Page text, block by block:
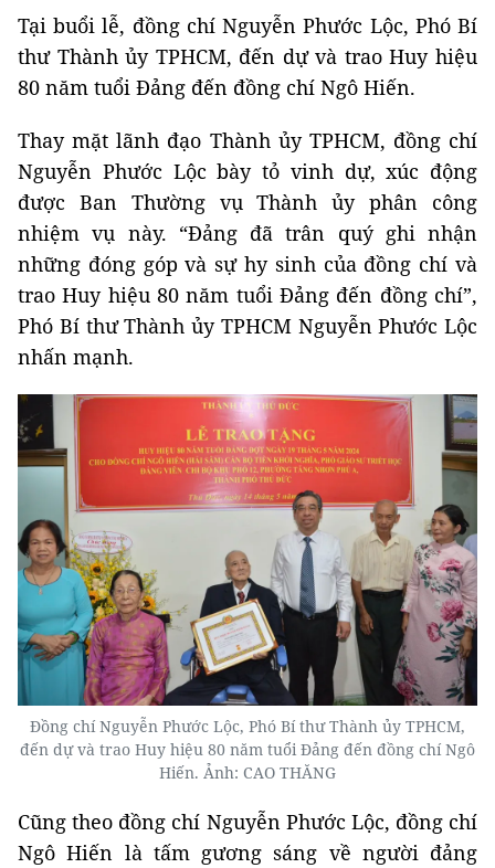
Tại buổi lễ, đồng chí Nguyễn Phước Lộc, Phó Bí
thư Thành ủy TPHCM, đến dự và trao Huy hiệu
80 năm tuổi Đảng đến đồng chí Ngô Hiến.
Thay mặt lãnh đạo Thành ủy TPHCM, đồng chí
Nguyễn Phước Lộc bày tỏ vinh dự, xúc động
được Ban Thường vụ Thành ủy phân công
nhiệm vụ này. “Đảng đã trân quý ghi nhận
những đóng góp và sự hy sinh của đồng chí và
trao Huy hiệu 80 năm tuổi Đảng đến đồng chí”,
Phó Bí thư Thành ủy TPHCM Nguyễn Phước Lộc
nhấn mạnh.
Đồng chí Nguyễn Phước Lộc, Phó Bí thư Thành ủy TPHCM,
đến dự và trao Huy hiệu 80 năm tuổi Đảng đến đồng chí Ngô
Hiến. Ảnh: CAO THĂNG
Cũng theo đồng chí Nguyễn Phước Lộc, đồng chí
Ngô Hiến là tấm gương sáng về người đảng